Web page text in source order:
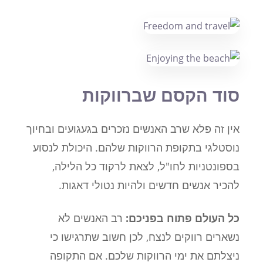
סוד הקסם שברווקות
אין זה פלא שרב האנשים נזכרים בגעגועים ובחיוך
נוסטלגי בתקופת הרווקות שלהם. היכולת לנסוע
בספונטניות לחו"ל, לצאת לרקוד כל הלילה,
להכיר אנשים חדשים ולהיות נטולי דאגות.
כל העולם פתוח בפניכם: רב האנשים לא
נשארים רווקים לנצח, לכן חשוב שתרגישו כי
ניצלתם את ימי הרווקות שלכם. אם התקופה